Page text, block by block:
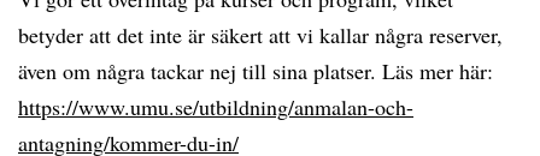
betyder att det inte är säkert att vi kallar några reserver,
även om några tackar nej till sina platser. Läs mer här:
https://www.umu.se/utbildning/anmalan-och-
antagning/kommer-du-in/